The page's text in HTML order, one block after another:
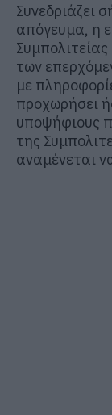
Συνεδριάζει
απόγευμα, η
των
με
προχωρήσει
υποψήφιους
της
αναμένεται